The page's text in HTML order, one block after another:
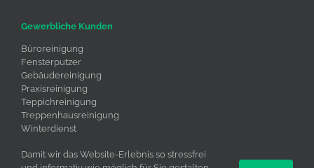
Gewerbliche Kunden
Büroreinigung
Fensterputzer
Gebäudereinigung
Praxisreinigung
Teppichreinigung
Treppenhausreinigung
Winterdienst
Damit wir das Website-Erlebnis so stressfrei